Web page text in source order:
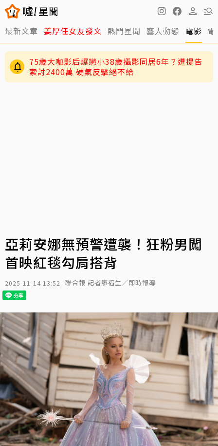
最新文章 姜厚任女友發文 熱門星聞 藝人動態 電影
75歲大咖影后爆戀小38歲攝影同居6年？遭提告
索討2400萬 硬氣反擊絕不給
亞莉安娜無預警遭襲！狂粉男闖
首映紅毯勾肩搭背
2025-11-14 13:52 聯合報 記者廖福生／即時報導